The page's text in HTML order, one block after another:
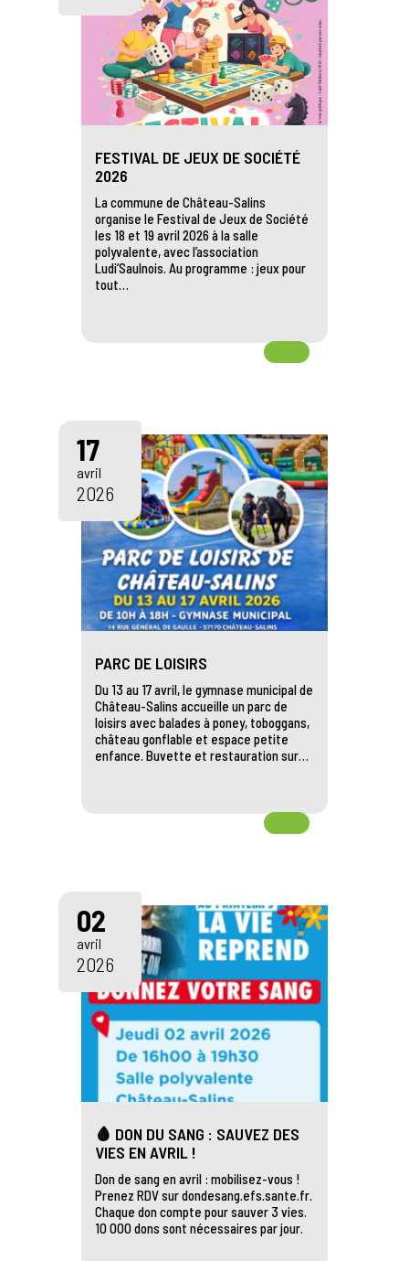
FESTIVAL DE JEUX DE SOCIÉTÉ
2026
La commune de Château-Salins
organise le Festival de Jeux de Société
les 18 et 19 avril 2026 à la salle
polyvalente, avec l’association
Ludi’Saulnois. Au programme : jeux pour
tout…
17
avril
2026
PARC DE LOISIRS
Du 13 au 17 avril, le gymnase municipal de
Château-Salins accueille un parc de
loisirs avec balades à poney, toboggans,
château gonflable et espace petite
enfance. Buvette et restauration sur…
02
avril
2026
🩸 DON DU SANG : SAUVEZ DES
VIES EN AVRIL !
Don de sang en avril : mobilisez-vous !
Prenez RDV sur dondesang.efs.sante.fr.
Chaque don compte pour sauver 3 vies.
10 000 dons sont nécessaires par jour.